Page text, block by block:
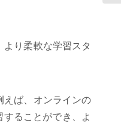
り柔軟な学習スタ
えば、オンラインの
ることができ、よ